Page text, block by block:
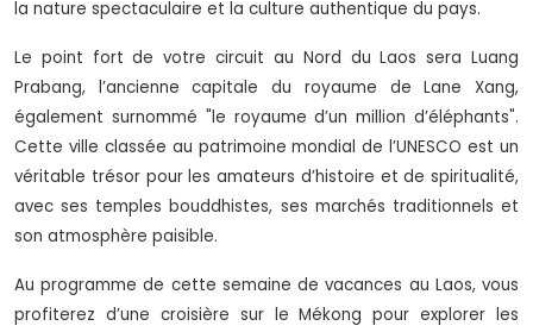
la nature spectaculaire et la culture authentique du pays.
Le point fort de votre circuit au Nord du Laos sera Luang
Prabang, l’ancienne capitale du royaume de Lane Xang,
également surnommé "le royaume d’un million d’éléphants".
Cette ville classée au patrimoine mondial de l’UNESCO est un
véritable trésor pour les amateurs d’histoire et de spiritualité,
avec ses temples bouddhistes, ses marchés traditionnels et
son atmosphère paisible.
Au programme de cette semaine de vacances au Laos, vous
profiterez d’une croisière sur le Mékong pour explorer les